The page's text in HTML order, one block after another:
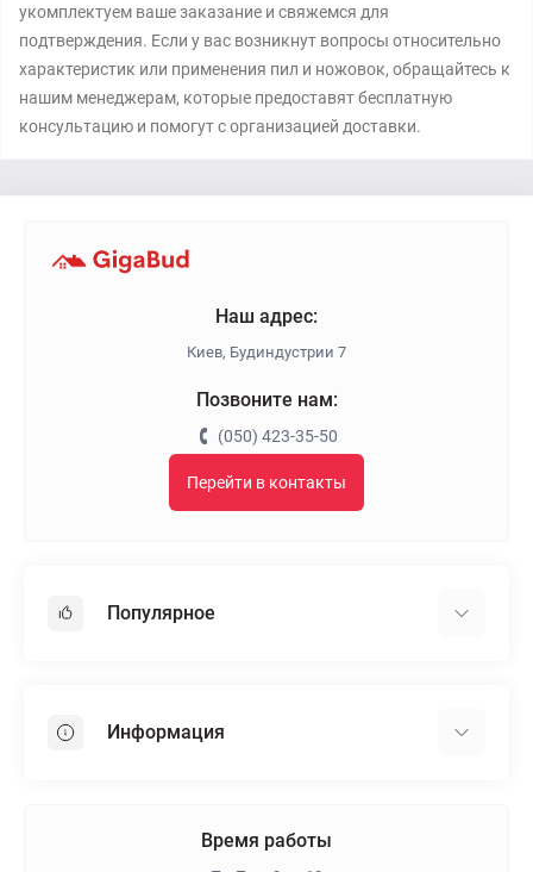
укомплектуем ваше заказание и свяжемся для
подтверждения. Если у вас возникнут вопросы относительно
характеристик или применения пил и ножовок, обращайтесь к
нашим менеджерам, которые предоставят бесплатную
консультацию и помогут с организацией доставки.
Наш адрес:
Киев, Будиндустрии 7
Позвоните нам:
(050) 423-35-50
Перейти в контакты
Популярное
Пенопласт
Информация
Время работы